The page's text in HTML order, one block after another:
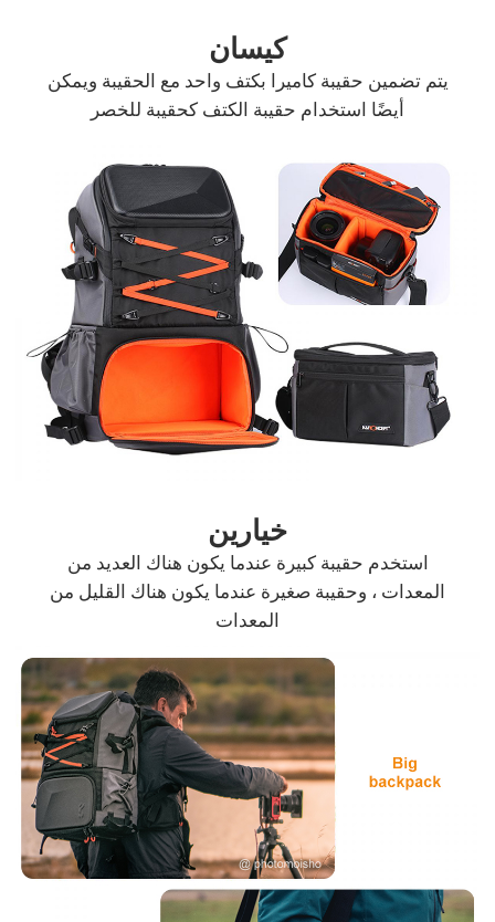
كيسان
يتم تضمين حقيبة كاميرا بكتف واحد مع الحقيبة ويمكن
أيضًا استخدام حقيبة الكتف كحقيبة للخصر
خيارين
استخدم حقيبة كبيرة عندما يكون هناك العديد من
المعدات ، وحقيبة صغيرة عندما يكون هناك القليل من
المعدات